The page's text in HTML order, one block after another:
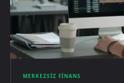
MERKEZSIZ FINANS